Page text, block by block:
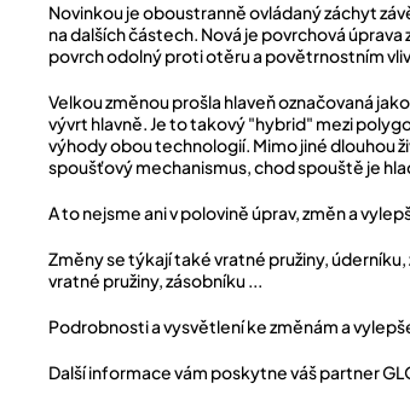
Novinkou je oboustranně ovládaný záchyt
na dalších částech. Nová je povrchová
povrch odolný proti otěru a povětrnostním
Velkou změnou prošla hlaveň označovaná
vývrt hlavně. Je to takový "hybrid" mezi
výhody obou technologií. Mimo jiné dlouhou
spoušťový mechanismus, chod spouště je
A to nejsme ani v polovině úprav, změn a
Změny se týkají také vratné pružiny,
vratné pružiny, zásobníku ...
Podrobnosti a vysvětlení ke změnám a
Další informace vám poskytne váš partner